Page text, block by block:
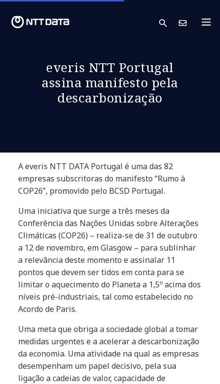
search
everis NTT Portugal
assina manifesto pela
descarbonização
A everis NTT DATA Portugal é uma das 82
empresas subscritoras do manifesto “Rumo à
COP26”, promovido pelo BCSD Portugal.
Uma iniciativa que surge a três meses da
Conferência das Nações Unidas sobre Alterações
Climáticas (COP26) – realiza-se de 31 de outubro
a 12 de novembro, em Glasgow – para sublinhar
a relevância deste momento e assinalar 11
pontos que devem ser tidos em conta para se
limitar o aquecimento do Planeta a 1,5º acima dos
níveis pré-industriais, tal como estabelecido no
Acordo de Paris.
Uma meta que obriga a sociedade global a tomar
medidas urgentes e a acelerar a descarbonização
da economia. Uma atividade na qual as empresas
desempenham um papel decisivo, pela sua
ligação a cadeias de valor, capacidade de